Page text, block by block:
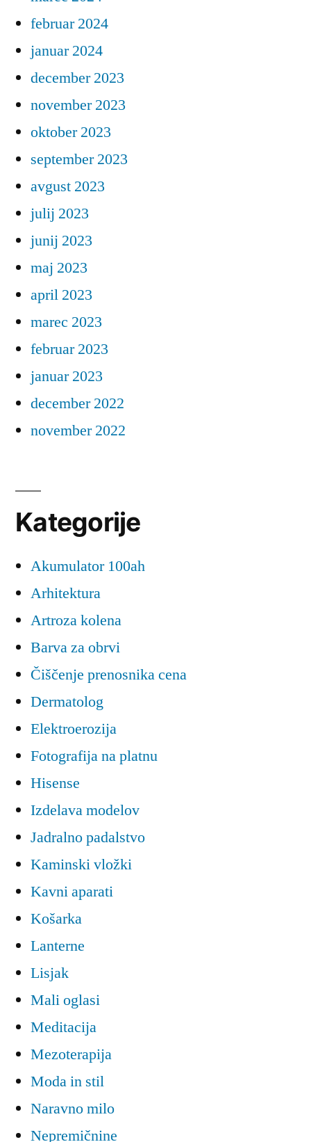
februar 2024
januar 2024
december 2023
november 2023
oktober 2023
september 2023
avgust 2023
julij 2023
junij 2023
maj 2023
april 2023
marec 2023
februar 2023
januar 2023
december 2022
november 2022
Kategorije
Akumulator 100ah
Arhitektura
Artroza kolena
Barva za obrvi
Čiščenje prenosnika cena
Dermatolog
Elektroerozija
Fotografija na platnu
Hisense
Izdelava modelov
Jadralno padalstvo
Kaminski vložki
Kavni aparati
Košarka
Lanterne
Lisjak
Mali oglasi
Meditacija
Mezoterapija
Moda in stil
Naravno milo
Nepremičnine